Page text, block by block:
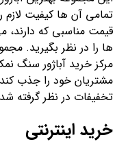
تمامی آن ها کیفیت لازم
قیمت مناسبی که دارند،
ها را در نظر بگیرید.
مرکز خرید آباژور سنگ
مشتریان خود را جذب
تخفیفات در نظر گرفته
خرید اینترنتی